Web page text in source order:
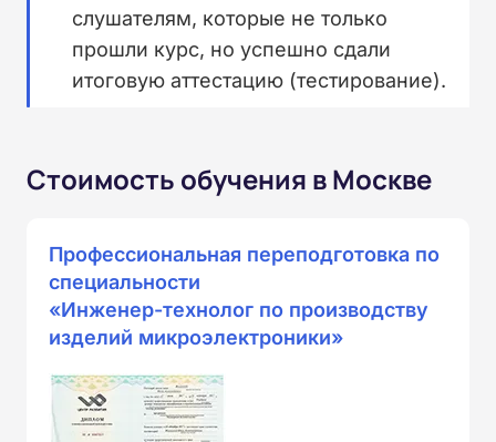
слушателям, которые не только
прошли курс, но успешно сдали
итоговую аттестацию (тестирование).
Стоимость обучения в Москве
Профессиональная переподготовка по
специальности
«Инженер-технолог по производству
изделий микроэлектроники»